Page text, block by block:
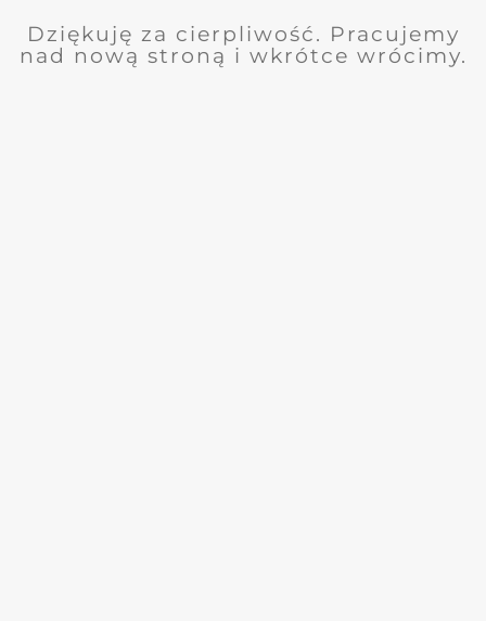
Dziękuję za cierpliwość. Pracujemy
nad nową stroną i wkrótce wrócimy.